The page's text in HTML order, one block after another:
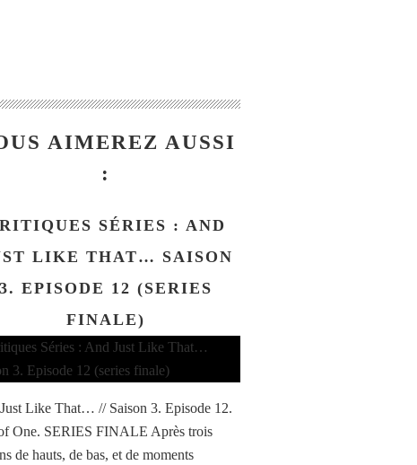
AIMEREZ AUSSI
:
SÉRIES : AND
LIKE THAT… SAISON
3. EPISODE 12 (SERIES
FINALE)
Like That… // Saison 3. Episode 12.
One. SERIES FINALE Après trois
de hauts, de bas, et de moments